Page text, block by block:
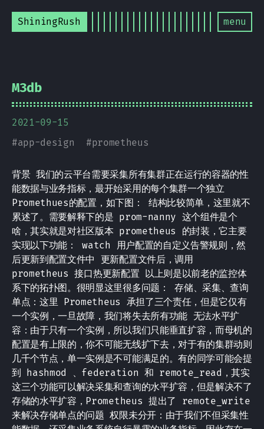
ShiningRush menu
M3db
2021-09-15
#app-design #prometheus
背景 我们的云平台需要采集所有集群正在运行的容器的性
能数据与业务指标，最开始采用的每个集群一个独立
Promethues的配置，如下图： 结构比较简单，这里就不
累述了。需要解释下的是 prom-nanny 这个组件是个
啥，其实就是对社区版本 prometheus 的封装，它主要
实现以下功能： watch 用户配置的自定义告警规则，然
后更新到配置文件中 更新配置文件后，调用
prometheus 接口热更新配置 以上则是以前老的监控体
系下的拓扑图。很明显这里很多问题： 存储、采集、查询
单点：这里 Prometheus 承担了三个责任，但是它仅有
一个实例，一旦故障，我们将失去所有功能 无法水平扩
容：由于只有一个实例，所以我们只能垂直扩容，而母机的
配置是有上限的，你不可能无线扩下去，对于有的集群动则
几千个节点，单一实例是不可能满足的。有的同学可能会提
到 hashmod 、federation 和 remote_read，其实
这三个功能可以解决采集和查询的水平扩容，但是解决不了
存储的水平扩容，Prometheus 提出了 remote_write
来解决存储单点的问题 权限未分开：由于我们不但采集性